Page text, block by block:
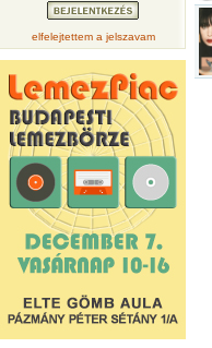
elfelejtettem a jelszavam